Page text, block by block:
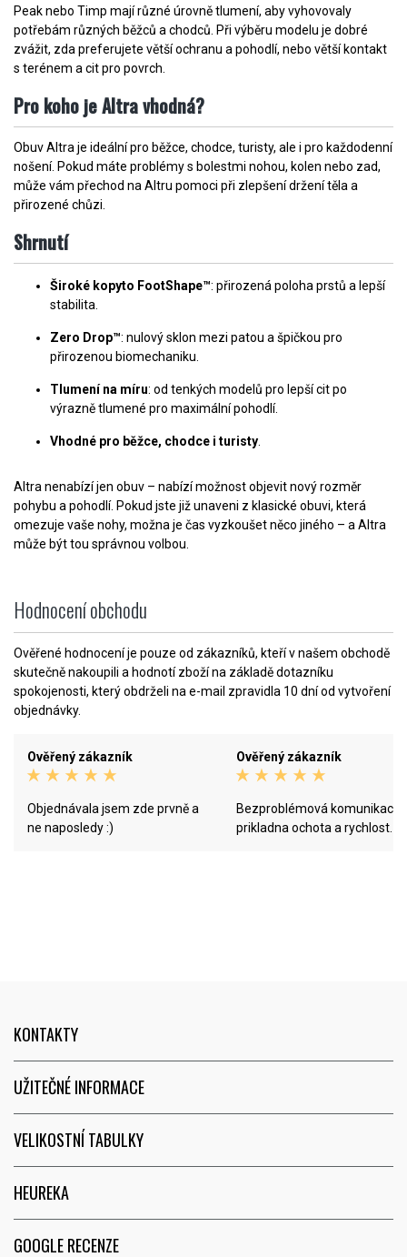
Peak nebo Timp mají různé úrovně tlumení, aby vyhovovaly
potřebám různých běžců a chodců. Při výběru modelu je dobré
zvážit, zda preferujete větší ochranu a pohodlí, nebo větší kontakt
s terénem a cit pro povrch.
Pro koho je Altra vhodná?
Obuv Altra je ideální pro běžce, chodce, turisty, ale i pro každodenní
nošení. Pokud máte problémy s bolestmi nohou, kolen nebo zad,
může vám přechod na Altru pomoci při zlepšení držení těla a
přirozené chůzi.
Shrnutí
Široké kopyto FootShape™: přirozená poloha prstů a lepší
stabilita.
Zero Drop™: nulový sklon mezi patou a špičkou pro
přirozenou biomechaniku.
Tlumení na míru: od tenkých modelů pro lepší cit po
výrazně tlumené pro maximální pohodlí.
Vhodné pro běžce, chodce i turisty
Altra nenabízí jen obuv – nabízí možnost objevit nový rozměr
pohybu a pohodlí. Pokud jste již unaveni z klasické obuvi, která
omezuje vaše nohy, možna je čas vyzkoušet něco jiného – a Altra
může být tou správnou volbou.
Hodnocení obchodu
Ověřené hodnocení je pouze od zákazníků, kteří v našem obchodě
skutečně nakoupili a hodnotí zboží na základě dotazníku
spokojenosti, který obdrželi na e-mail zpravidla 10 dní od vytvoření
objednávky.
Ověřený zákazník
Objednávala jsem zde prvně a
ne naposledy :)
Ověřený zákazník
Bezproblémová komunikace,
prikladna ochota a rychlost.
KONTAKTY
UŽITEČNÉ INFORMACE
VELIKOSTNÍ TABULKY
HEUREKA
GOOGLE RECENZE